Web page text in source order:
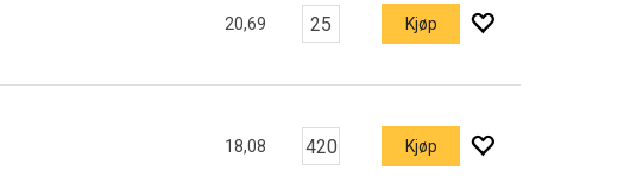
20,69 Kjøp
18,08 Kjøp